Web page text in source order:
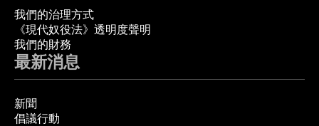
我們的治理方式
《現代奴役法》透明度聲明
我們的財務
最新消息
新聞
倡議行動